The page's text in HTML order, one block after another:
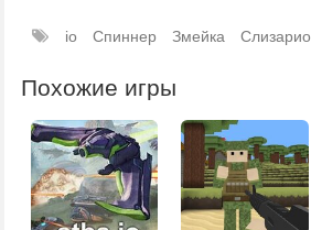
io Спиннер Змейка Слизарио
Похожие игры